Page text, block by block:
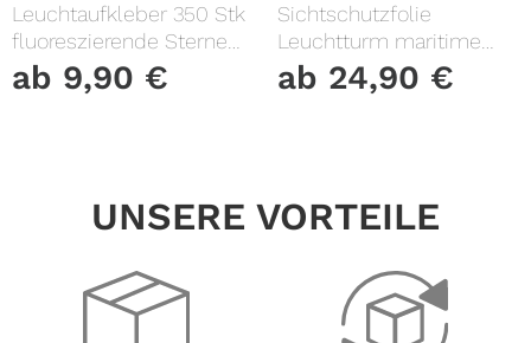
Leuchtaufkleber 350 Stk
fluoreszierende Sterne
und Punkte leuchten im
Dunklen Kinderzimmer
ab 9,90 €
Sichtschutzfolie
Leuchtturm maritime
Fensterfolie Fensterdeko
Milchglasfolie
ab 24,90 €
UNSERE VORTEILE